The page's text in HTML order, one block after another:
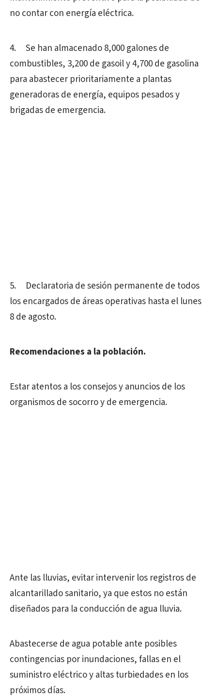
no contar con energía eléctrica.
4. Se han almacenado 8,000 galones de
combustibles, 3,200 de gasoil y 4,700 de gasolina
para abastecer prioritariamente a plantas
generadoras de energía, equipos pesados y
brigadas de emergencia.
5. Declaratoria de sesión permanente de todos
los encargados de áreas operativas hasta el lunes
8 de agosto.
Recomendaciones a la población.
Estar atentos a los consejos y anuncios de los
organismos de socorro y de emergencia.
Ante las lluvias, evitar intervenir los registros de
alcantarillado sanitario, ya que estos no están
diseñados para la conducción de agua lluvia.
Abastecerse de agua potable ante posibles
contingencias por inundaciones, fallas en el
suministro eléctrico y altas turbiedades en los
próximos días.